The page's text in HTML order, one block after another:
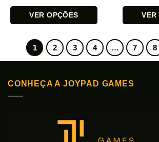
VER OPÇÕES
produto
várias
As
VER
produto
tem
várias
As
na
1 2 3 4 … 7 8
CONHEÇA A JOYPAD GAMES